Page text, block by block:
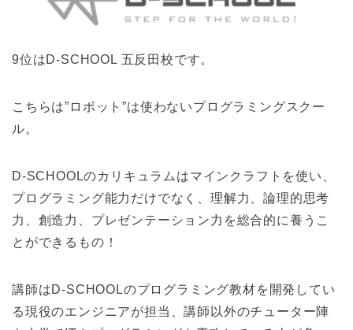
9位はD-SCHOOL 五反田校です。
こちらは”ロボット”は使わないプログラミングスクー
ル。
D-SCHOOLのカリキュラムはマインクラフトを使い、
プログラミング能力だけでなく、理解力、論理的思考
力、創造力、プレゼンテーション力を総合的に養うこ
とができるもの！
講師はD-SCHOOLのプログラミング教材を開発してい
る現役のエンジニアが担当、講師以外のチューター陣